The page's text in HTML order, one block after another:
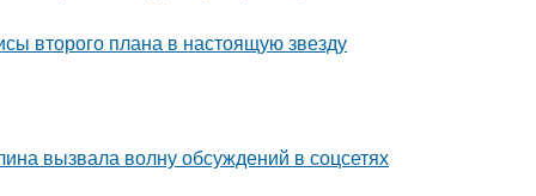
второго плана в настоящую звезду
вызвала волну обсуждений в соцсетях